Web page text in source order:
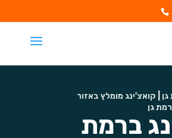
| קואצ'ינג מומלץ באזור
רמת גן
ברמת